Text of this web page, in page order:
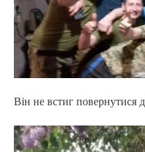
Він не встиг повернутися